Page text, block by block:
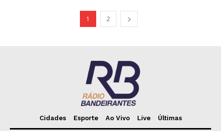
1 2
Cidades Esporte Ao Vivo Live Últimas